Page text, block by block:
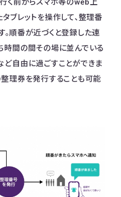
く前からスマホ等のweb上
ブレットを操作して、整理番
。順番が近づくと登録した連
時間の間その場に並んでいる
ど自由に過ごすことができま
整理券を発行することも可能